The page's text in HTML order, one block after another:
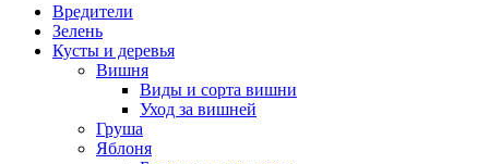
Вредители
Зелень
Кусты и деревья
Вишня
Виды и сорта вишни
Уход за вишней
Груша
Яблоня